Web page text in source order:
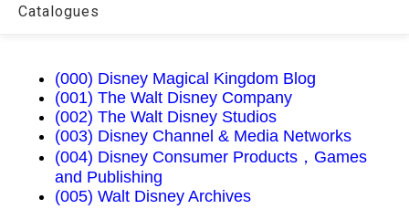
Catalogues
(000) Disney Magical Kingdom Blog
(001) The Walt Disney Company
(002) The Walt Disney Studios
(003) Disney Channel & Media Networks
(004) Disney Consumer Products，Games
and Publishing
(005) Walt Disney Archives